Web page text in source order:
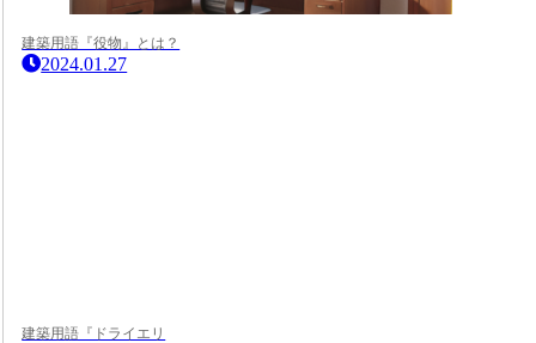
建築用語『役物』とは？
2024.01.27
建築用語『ドライエリ